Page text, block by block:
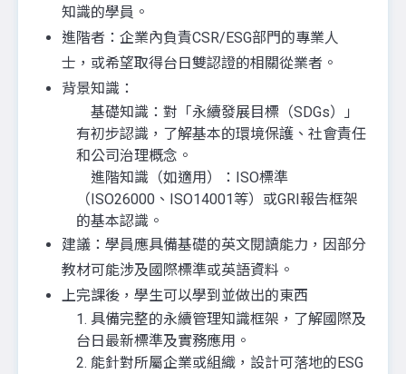
知識的學員。
進階者：企業內負責CSR/ESG部門的專業人
士，或希望取得台日雙認證的相關從業者。
背景知識：
基礎知識：對「永續發展目標（SDGs）」
有初步認識，了解基本的環境保護、社會責任
和公司治理概念。
進階知識（如適用）：ISO標準
（ISO26000、ISO14001等）或GRI報告框架
的基本認識。
建議：學員應具備基礎的英文閱讀能力，因部分
教材可能涉及國際標準或英語資料。
上完課後，學生可以學到並做出的東西
1. 具備完整的永續管理知識框架，了解國際及
台日最新標準及實務應用。
2. 能針對所屬企業或組織，設計可落地的ESG